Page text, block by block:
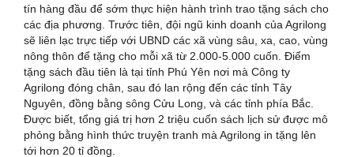
tín hàng đầu để sớm thực hiện hành trình trao tặng sách cho
các địa phương. Trước tiên, đội ngũ kinh doanh của Agrilong
sẽ liên lạc trực tiếp với UBND các xã vùng sâu, xa, cao, vùng
nông thôn để tặng cho mỗi xã từ 2.000-5.000 cuốn. Điểm
tặng sách đầu tiên là tại tỉnh Phú Yên nơi mà Công ty
Agrilong đóng chân, sau đó lan rộng đến các tỉnh Tây
Nguyên, đồng bằng sông Cửu Long, và các tỉnh phía Bắc.
Được biết, tổng giá trị hơn 2 triệu cuốn sách lịch sử được mô
phỏng bằng hình thức truyện tranh mà Agrilong in tặng lên
tới hơn 20 tỉ đồng.